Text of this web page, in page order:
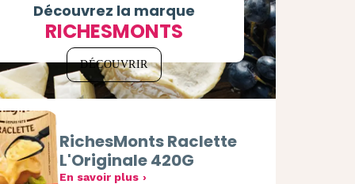
Découvrez la marque
RICHESMONTS
DÉCOUVRIR
RichesMonts Raclette
L'Originale 420G
En savoir plus